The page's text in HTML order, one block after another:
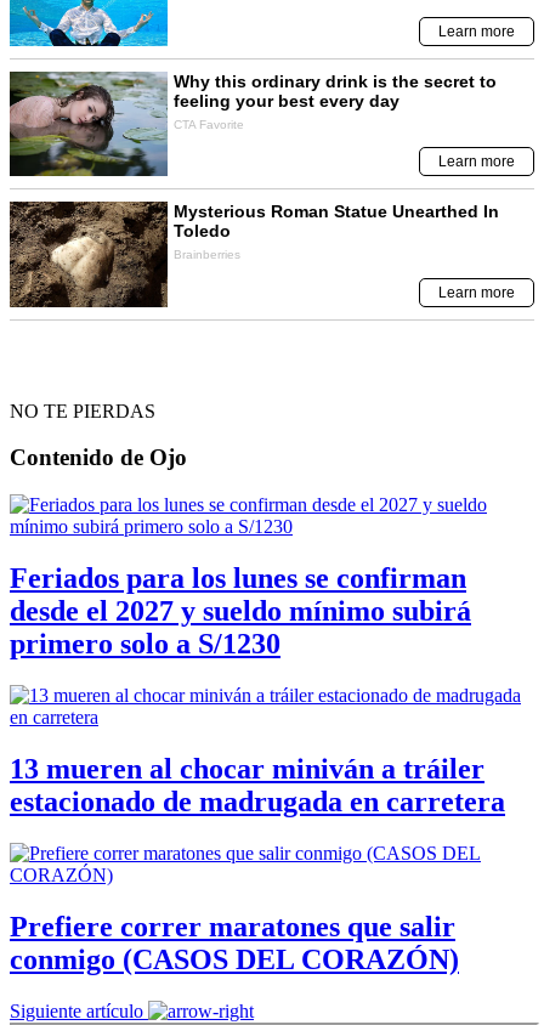
NO TE PIERDAS
Contenido de Ojo
Feriados para los lunes se confirman
desde el 2027 y sueldo mínimo subirá
primero solo a S/1230
13 mueren al chocar miniván a tráiler
estacionado de madrugada en carretera
Prefiere correr maratones que salir
conmigo (CASOS DEL CORAZÓN)
Siguiente artículo